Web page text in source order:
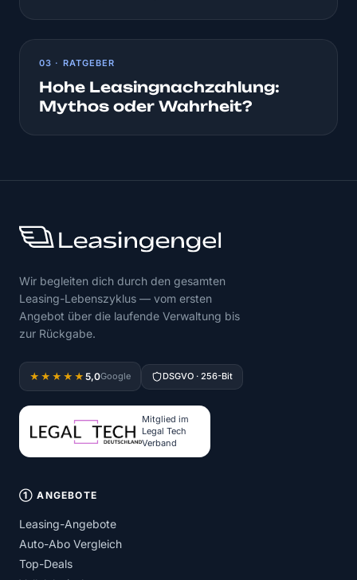
03 · RATGEBER
Hohe Leasingnachzahlung:
Mythos oder Wahrheit?
Wir begleiten dich durch den gesamten
Leasing-Lebenszyklus — vom ersten
Angebot über die laufende Verwaltung bis
zur Rückgabe.
★★★★★ 5,0Google DSGVO · 256-Bit
Mitglied im
Legal Tech
Verband
① ANGEBOTE
Leasing-Angebote
Auto-Abo Vergleich
Top-Deals